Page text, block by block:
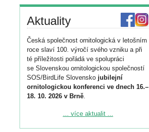
Aktuality
Česká společnost ornitologická v letošním
roce slaví 100. výročí svého vzniku a při
té příležitosti pořádá ve spolupráci
se Slovenskou ornitologickou společností
SOS/BirdLife Slovensko jubilejní
ornitologickou konferenci ve dnech 16.–
18. 10. 2026 v Brně.
Podrobnější informace ke konferenci
... více aktualit ...